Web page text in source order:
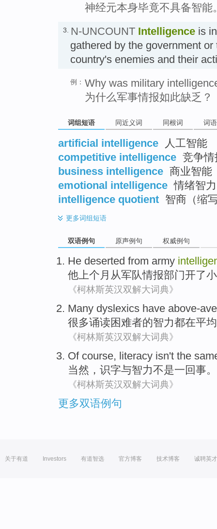
神经元本身毕竟不具备智能
3. N-UNCOUNT Intelligence is
gathered by the government
country's enemies and their
例： Why was military
为什么军事情报如此缺乏？
词组短语 同近义词 同根词 词
artificial intelligence
人工智能
competitive intelligence 竞争情
business intelligence 商业智能
emotional intelligence 情绪智
intelligence quotient 智商（缩
更多词组短语
双语例句 原声例句 权威例句
He deserted from army
他上个月 从军队情报部门开了
《柯林斯英汉双解大词典》
Many dyslexics have above-
很多诵读困难者的智力都在平
《柯林斯英汉双解大词典》
Of course, literacy isn't the
当然 ， 识字与智力不是一回事。
《柯林斯英汉双解大词典》
更多双语例句
关于有道 Investors 有道智选 官方博客 技术博客 诚聘英才